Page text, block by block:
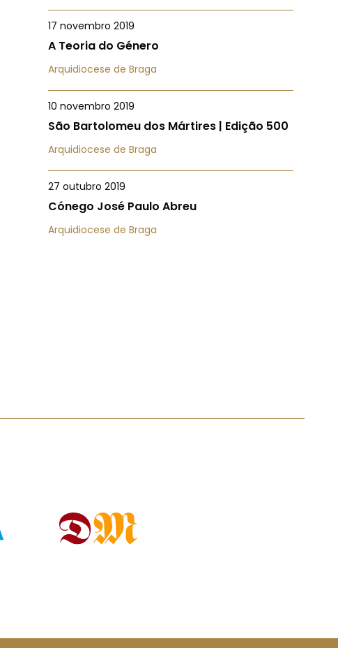
17 novembro 2019
A Teoria do Género
Arquidiocese de Braga
10 novembro 2019
São Bartolomeu dos Mártires | Edição 500
Arquidiocese de Braga
27 outubro 2019
Cónego José Paulo Abreu
Arquidiocese de Braga